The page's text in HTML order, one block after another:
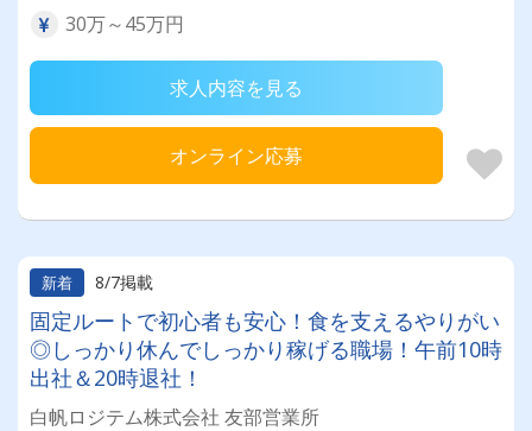
30万～45万円
求人内容を見る
オンライン応募
新着 8/7掲載
固定ルートで初心者も安心！食を支えるやりがい
◎しっかり休んでしっかり稼げる職場！午前10時
出社＆20時退社！
白帆ロジテム株式会社 友部営業所